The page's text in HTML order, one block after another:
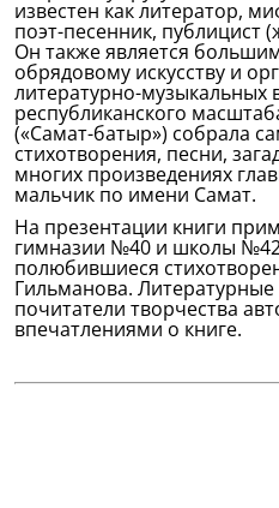
известен как литератор,
поэт-песенник, публицист
Он также является
обрядовому искусству и
литературно-музыкальных
республиканского
(«Самат-батыр») собрала
стихотворения, песни,
многих произведениях
мальчик по имени Самат.
На презентации книги
гимназии №40 и школы
полюбившиеся
Гильманова.
почитатели творчества
впечатлениями о книге.